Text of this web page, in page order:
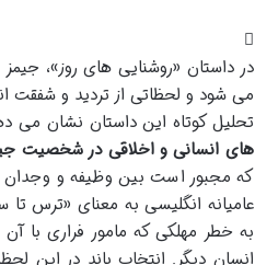
در داستان «روشنایی های روز»، جیمز
می شود و لحظاتی از تردید و شفقت
تحلیل کوتاه این داستان نشان می
های انسانی و اخلاقی در شخصیت
عامیانه انگلیسی به معنای «ترس
به خطر مهلکی که مامور فراری با
انسان دیگر. انتخاب باند در این